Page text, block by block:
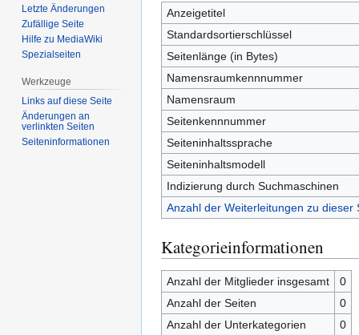
springen
springen
Anzeigetitel
Standardsortierschlüssel
Seitenlänge (in Bytes)
Namensraumkennnummer
Namensraum
Seitenkennnummer
Seiteninhaltssprache
Seiteninhaltsmodell
Indizierung durch Suchmaschinen
Anzahl der Weiterleitungen zu dieser
Kategorieinformationen
Anzahl der Mitglieder insgesamt
0
Anzahl der Seiten
0
Anzahl der Unterkategorien
0
Letzte Änderungen
Zufällige Seite
Hilfe zu MediaWiki
Spezialseiten
Werkzeuge
Links auf diese Seite
Änderungen an
verlinkten Seiten
Seiten­­informationen